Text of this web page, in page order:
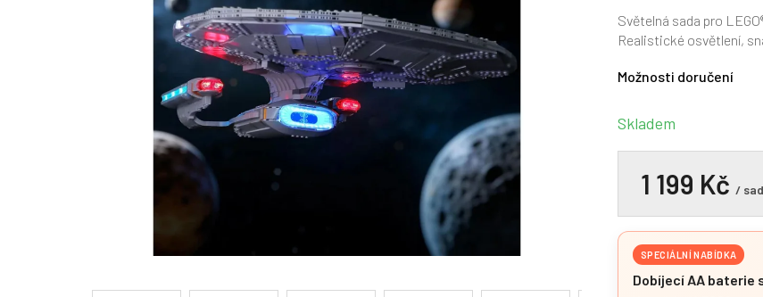
Skladem
Možnosti doručení
Světelná sada pro
Realistické osvětlení,
SPECIÁLNÍ NABÍDKA
Dobíjecí AA baterie
produktu
je
z
5
1 199 Kč /